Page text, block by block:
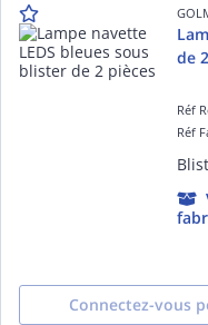
de
Réf
Réf
Connectez-vous